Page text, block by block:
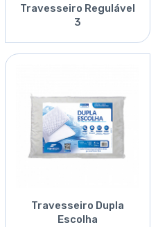
Travesseiro Regulável
3
Travesseiro Dupla
Escolha